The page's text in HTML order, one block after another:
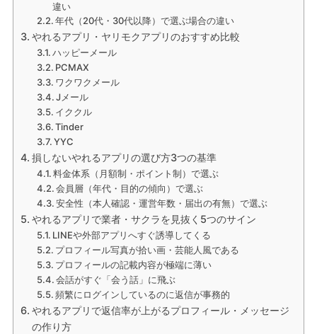
違い
年代（20代・30代以降）で選ぶ場合の違い
やれるアプリ・ヤリモクアプリのおすすめ比較
ハッピーメール
PCMAX
ワクワクメール
Jメール
イククル
Tinder
YYC
損しないやれるアプリの選び方3つの基準
料金体系（月額制・ポイント制）で選ぶ
会員層（年代・目的の傾向）で選ぶ
安全性（本人確認・運営年数・届出の有無）で選ぶ
やれるアプリで業者・サクラを見抜く5つのサイン
LINEや外部アプリへすぐ誘導してくる
プロフィール写真が拾い画・芸能人風である
プロフィールの記載内容が極端に薄い
会話がすぐ「会う話」に飛ぶ
頻繁にログインしているのに返信が事務的
やれるアプリで返信率が上がるプロフィール・メッセージ
の作り方